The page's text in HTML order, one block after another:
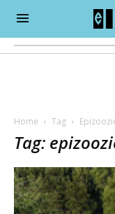
Home Tag
Tag: